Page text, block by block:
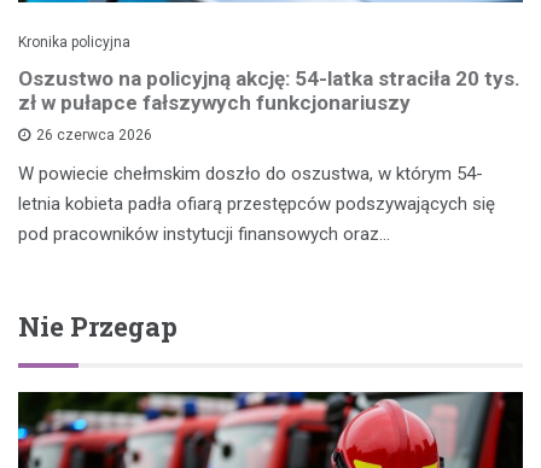
Kronika policyjna
Oszustwo na policyjną akcję: 54-latka straciła 20 tys.
zł w pułapce fałszywych funkcjonariuszy
26 czerwca 2026
W powiecie chełmskim doszło do oszustwa, w którym 54-
letnia kobieta padła ofiarą przestępców podszywających się
pod pracowników instytucji finansowych oraz…
Nie Przegap